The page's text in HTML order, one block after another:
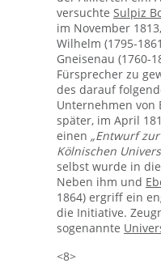
versuchte Sulpiz
im November
Wilhelm (1795-
Gneisenau (1760-
Fürsprecher zu
des darauf
Unternehmen von
später, im April
einen „Entwurf
Kölnischen
selbst wurde in
Neben ihm und
1864) ergriff ein
die Initiative.
sogenannte
<8>